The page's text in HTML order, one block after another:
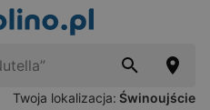
Twoja lokalizacja: Świnoujście